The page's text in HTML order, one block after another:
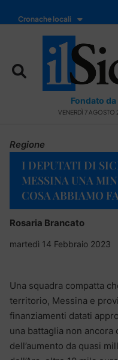
Cronache locali
Fondato
VENERDÌ 7
Regione
I DEPUTATI DI
MESSINA UNA
COSA ABBIAMO
Rosaria Brancato
martedì 14 Febbraio 2023
Una squadra compatta
territorio, Messina e
finanziamenti datati
una battaglia non
dell’aumento da quasi